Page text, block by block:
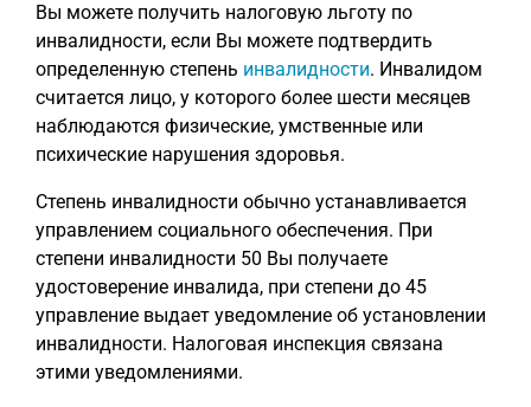
Вы можете получить налоговую льготу по
инвалидности, если Вы можете подтвердить
определенную степень инвалидности. Инвалидом
считается лицо, у которого более шести месяцев
наблюдаются физические, умственные или
психические нарушения здоровья.
Степень инвалидности обычно устанавливается
управлением социального обеспечения. При
степени инвалидности 50 Вы получаете
удостоверение инвалида, при степени до 45
управление выдает уведомление об установлении
инвалидности. Налоговая инспекция связана
этими уведомлениями.